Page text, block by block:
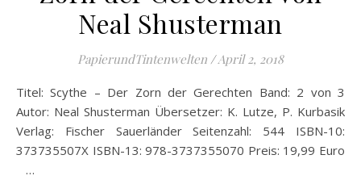
Neal Shusterman
PapierundTintenwelten /April 2, 2018
Titel: Scythe – Der Zorn der Gerechten Band: 2 von 3
Autor: Neal Shusterman Übersetzer: K. Lutze, P. Kurbasik
Verlag: Fischer Sauerländer Seitenzahl: 544 ISBN-10:
373735507X ISBN-13: 978-3737355070 Preis: 19,99 Euro
…